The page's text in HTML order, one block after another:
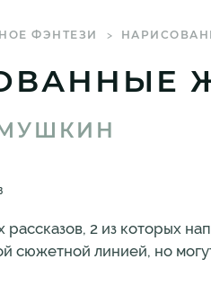
ФЭНТЕЗИ
рассказов, 2 из которых
сюжетной линией, но